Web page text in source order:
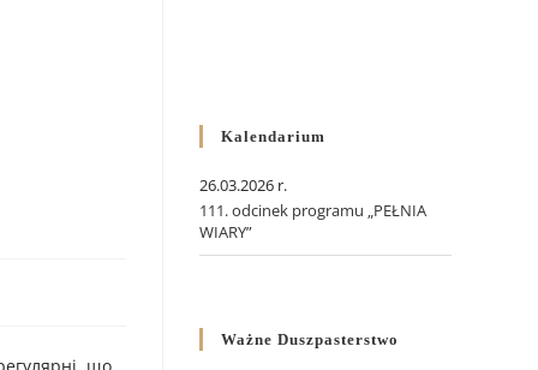
Kalendarium
26.03.2026 r.
111. odcinek programu „PEŁNIA
WIARY”
Ważne Duszpasterstwo